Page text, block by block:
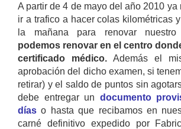
A partir de 4 de mayo del año 2010 ya
ir a trafico a hacer colas kilométricas
la mañana para renovar
podemos renovar en el centro
certificado médico. Además el
aprobación del dicho examen, si
retirar) y el saldo de puntos sin
debe entregar un documento
días o hasta que recibamos en
carné definitivo expedido por